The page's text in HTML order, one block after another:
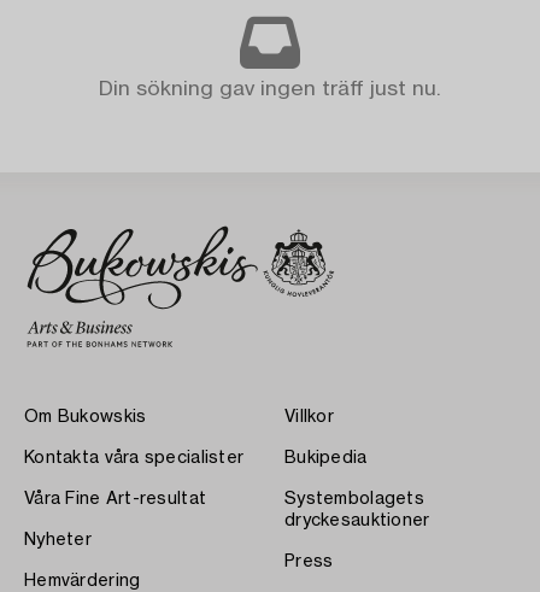
Din sökning gav ingen träff just nu.
Om Bukowskis
Kontakta våra specialister
Våra Fine Art-resultat
Nyheter
Hemvärdering
Villkor
Bukipedia
Systembolagets
dryckesauktioner
Press